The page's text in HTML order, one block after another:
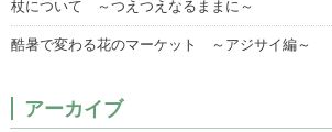
杖について ～つえつえなるままに～
酷暑で変わる花のマーケット ～アジサイ編～
アーカイブ